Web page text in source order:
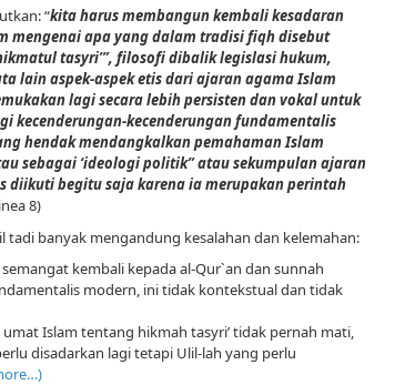
“kita harus membangun kembali kesadaran
mengenai apa yang dalam tradisi fiqh disebut
tasyri’”, filosofi dibalik legislasi hukum,
lain aspek-aspek etis dari ajaran agama Islam
lagi secara lebih persisten dan vokal untuk
kecenderungan-kecenderungan fundamentalis
hendak mendangkalkan pemahaman Islam
sebagai ‘ideologi politik” atau sekumpulan ajaran
diikuti begitu saja karena ia merupakan perintah
8)
tadi banyak mengandung kesalahan dan kelemahan:
kembali kepada al-Qur`an dan sunnah
modern, ini tidak kontekstual dan tidak
umat Islam tentang hikmah tasyri’ tidak pernah mati,
disadarkan lagi tetapi Ulil-lah yang perlu